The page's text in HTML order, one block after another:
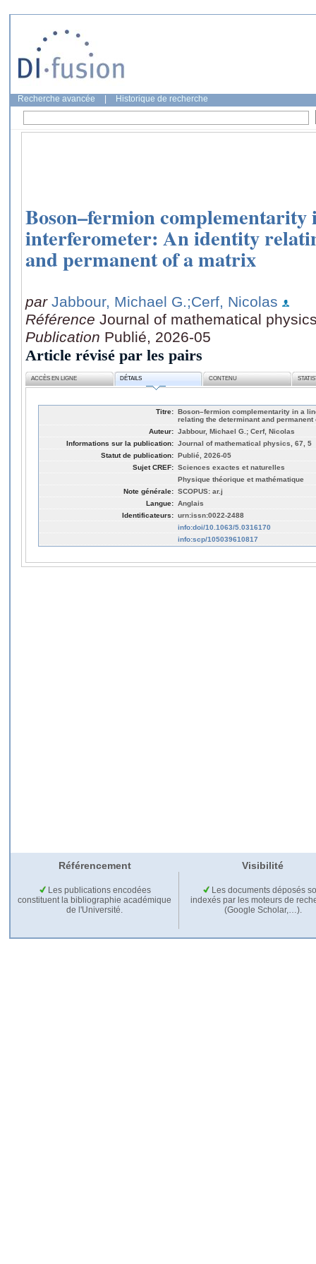
Recherche avancée Historique de recherche
Boson–fermion complementarity
interferometer: An identity
and permanent of a matrix
par Jabbour, Michael G.;Cerf, Nicolas
Référence Journal of mathematical
Publication Publié, 2026-05
Article révisé par les pairs
ACCÈS EN LIGNE DÉTAILS CONTENU
Titre: Boson–fermion complementarity in a
relating the determinant and permanent
Auteur: Jabbour, Michael G.; Cerf, Nicolas
Informations sur la publication: Journal of mathematical physics, 67, 5
Statut de publication: Publié, 2026-05
Sujet CREF: Sciences exactes et naturelles
Physique théorique et mathématique
Note générale: SCOPUS: ar.j
Langue: Anglais
Identificateurs: urn:issn:0022-2488
info:doi/10.1063/5.0316170
info:scp/105039610817
Référencement Visibilité
Les publications encodées
constituent la bibliographie académique
de l'Université.
Les documents déposés
indexés par les moteurs de
(Google Scholar,…).